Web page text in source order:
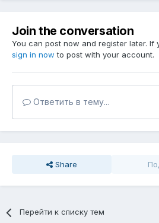
Join the conversation
You can post now and register later. If
sign in now to post with your account.
Ответить в тему...
Share
Перейти к списку тем